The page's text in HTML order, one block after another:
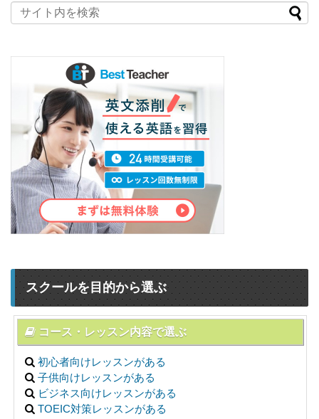
スクールを目的から選ぶ
コース・レッスン内容で選ぶ
初心者向けレッスンがある
子供向けレッスンがある
ビジネス向けレッスンがある
TOEIC対策レッスンがある